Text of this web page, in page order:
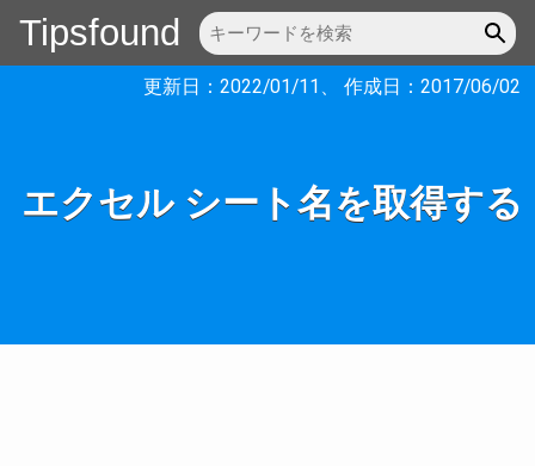
Tipsfound
更新日： 2022/01/11 、 作成日： 2017/06/02
エクセル シート名を取得する